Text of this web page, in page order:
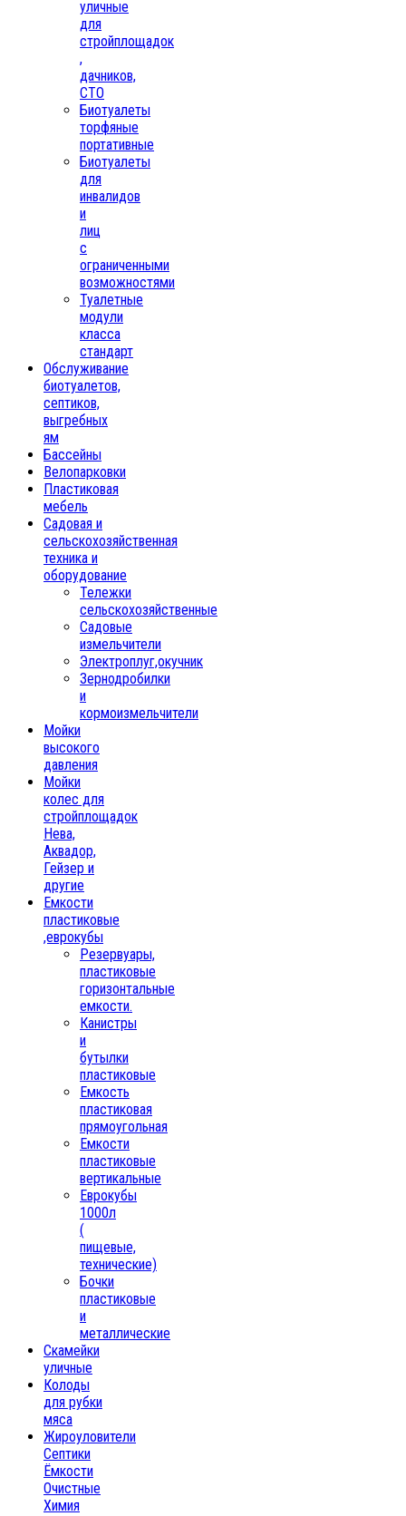
уличные
для
стройплощадок
,
дачников,
СТО
Биотуалеты
торфяные
портативные
Биотуалеты
для
инвалидов
и
лиц
с
ограниченными
возможностями
Туалетные
модули
класса
стандарт
Обслуживание
биотуалетов,
септиков,
выгребных
ям
Бассейны
Велопарковки
Пластиковая
мебель
Садовая и
сельскохозяйственная
техника и
оборудование
Тележки
сельскохозяйственные
Садовые
измельчители
Электроплуг,окучник
Зернодробилки
и
кормоизмельчители
Мойки
высокого
давления
Мойки
колес для
стройплощадок
Нева,
Аквадор,
Гейзер и
другие
Емкости
пластиковые
,еврокубы
Резервуары,
пластиковые
горизонтальные
емкости.
Канистры
и
бутылки
пластиковые
Емкость
пластиковая
прямоугольная
Емкости
пластиковые
вертикальные
Еврокубы
1000л
(
пищевые,
технические)
Бочки
пластиковые
и
металлические
Скамейки
уличные
Колоды
для рубки
мяса
Жироуловители
Септики
Ёмкости
Очистные
Химия